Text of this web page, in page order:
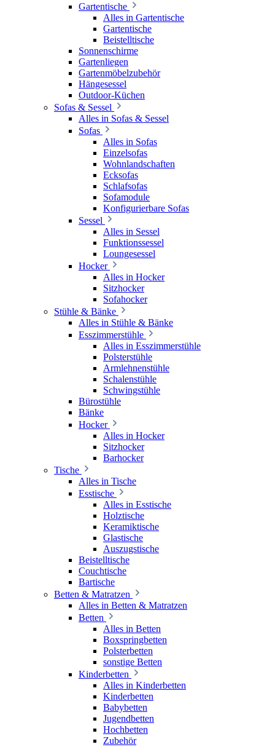
Gartentische
Alles in Gartentische
Gartentische
Beistelltische
Sonnenschirme
Gartenliegen
Gartenmöbelzubehör
Hängesessel
Outdoor-Küchen
Sofas & Sessel
Alles in Sofas & Sessel
Sofas
Alles in Sofas
Einzelsofas
Wohnlandschaften
Ecksofas
Schlafsofas
Sofamodule
Konfigurierbare Sofas
Sessel
Alles in Sessel
Funktionssessel
Loungesessel
Hocker
Alles in Hocker
Sitzhocker
Sofahocker
Stühle & Bänke
Alles in Stühle & Bänke
Esszimmerstühle
Alles in Esszimmerstühle
Polsterstühle
Armlehnenstühle
Schalenstühle
Schwingstühle
Bürostühle
Bänke
Hocker
Alles in Hocker
Sitzhocker
Barhocker
Tische
Alles in Tische
Esstische
Alles in Esstische
Holztische
Keramiktische
Glastische
Auszugstische
Beistelltische
Couchtische
Bartische
Betten & Matratzen
Alles in Betten & Matratzen
Betten
Alles in Betten
Boxspringbetten
Polsterbetten
sonstige Betten
Kinderbetten
Alles in Kinderbetten
Kinderbetten
Babybetten
Jugendbetten
Hochbetten
Zubehör